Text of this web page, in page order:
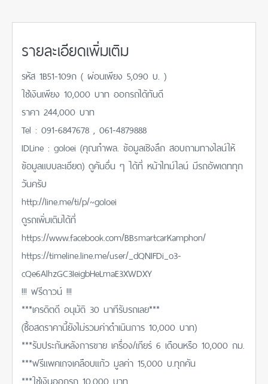
รายละเอียดเพิ่มเติม
รหัส 1B51-109ก ( ผ่อนเพียง 5,090 บ. )
ใช้เงินเพียง 10,000 บาท ออกรถได้ทันดี
ราคา 244,000 บาท
Tel : 091-6847678 , 061-4879888
IDLine : goloei (คุณกำพล. ข้อมูลเชิงลึก สอบถามทางไลน์ให้
ข้อมูลแบบละเอียด) ดูคันอื่น ๆ ได้ที่ หน้าไทม์ไลน์ มีรถอัพเดททุก
วันครับ
http://line.me/ti/p/~goloei
ดูรถเพิ่มเติมได้ที่
https://www.facebook.com/BBsmartcarKamphon/
https://timeline.line.me/user/_dQNIFDi_o3-
cQe6AlhzGC3IeigbHeLmaE3XWDXY
!!! ฟรีดาวน์ !!!
***เครดิตดี อนุมัติ 30 นาทีรับรถเลย***
(ซื้อสดราคานี้ยังไม่รวมค่าดำเนินการ 10,000 บาท)
***รับประกันหลังการขาย เครื่อง/เกียร์ 6 เดือนหรือ 10,000 กม.
***ฟรีแพคเกจเคลือบแก้ว มูลค่า 15,000 บ.ทุกคัน
***ใช้เงินออกรถ 10,000 บาท